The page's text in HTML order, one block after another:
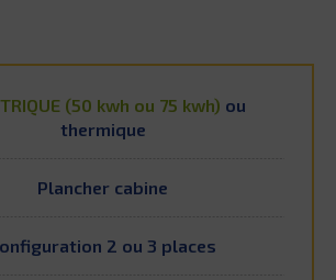
(50 kwh ou 75 kwh) ou
thermique
Plancher cabine
2 ou 3 places